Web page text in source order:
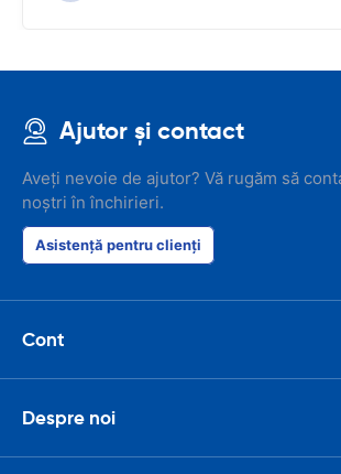
Ajutor și contact
Aveți nevoie de ajutor? Vă rugăm să
noștri în închirieri.
Asistență pentru clienți
Cont
Despre noi